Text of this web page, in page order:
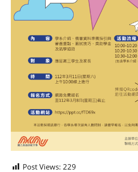
Post Views: 229